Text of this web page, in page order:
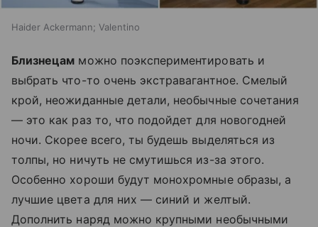
Haider Ackermann; Valentino
Близнецам можно поэкспериментировать и
выбрать что-то очень экстравагантное. Смелый
крой, неожиданные детали, необычные сочетания
— это как раз то, что подойдет для новогодней
ночи. Скорее всего, ты будешь выделяться из
толпы, но ничуть не смутишься из-за этого.
Особенно хороши будут монохромные образы, а
лучшие цвета для них — синий и желтый.
Дополнить наряд можно крупными необычными